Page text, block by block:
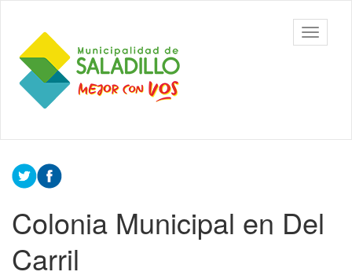
contenido
principal
Municipalidad
de Saladillo
barra
Contenido
principal
Colonia Municipal en Del
Carril